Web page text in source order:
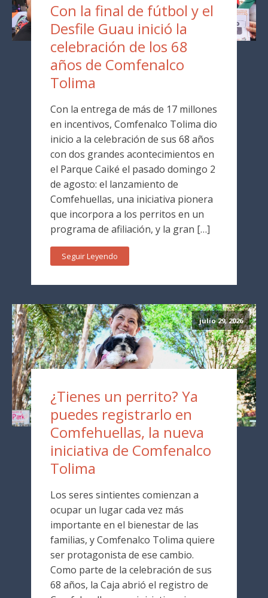
Con la final de fútbol y el
Desfile Guau inició la
celebración de los 68
años de Comfenalco
Tolima
Con la entrega de más de 17 millones
en incentivos, Comfenalco Tolima dio
inicio a la celebración de sus 68 años
con dos grandes acontecimientos en
el Parque Caiké el pasado domingo 2
de agosto: el lanzamiento de
Comfehuellas, una iniciativa pionera
que incorpora a los perritos en un
programa de afiliación, y la gran […]
Seguir Leyendo
julio 29, 2026
¿Tienes un perrito? Ya
puedes registrarlo en
Comfehuellas, la nueva
iniciativa de Comfenalco
Tolima
Los seres sintientes comienzan a
ocupar un lugar cada vez más
importante en el bienestar de las
familias, y Comfenalco Tolima quiere
ser protagonista de ese cambio.
Como parte de la celebración de sus
68 años, la Caja abrió el registro de